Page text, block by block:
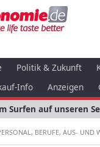
Politik & Zukunft
Info Anzeigen
Surfen auf unseren
BERUFE, AUS- UND